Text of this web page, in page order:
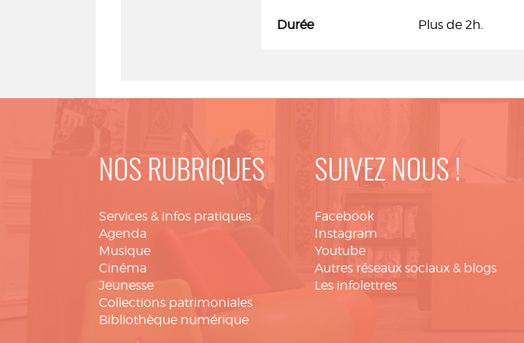
Durée Plus de 2h.
NOS RUBRIQUES
Services & infos pratiques
Agenda
Musique
Cinéma
Jeunesse
Collections patrimoniales
Bibliothèque numérique
SUIVEZ NOUS !
Facebook
Instagram
Youtube
Autres réseaux sociaux & blogs
Les infolettres